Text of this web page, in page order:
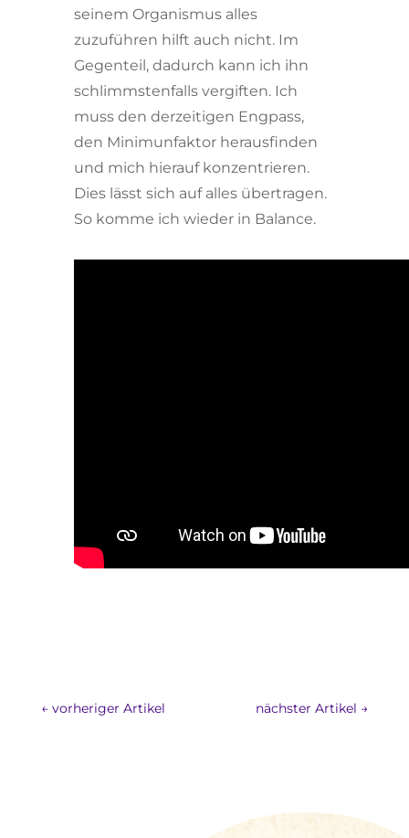
seinem Organismus alles
zuzuführen hilft auch nicht. Im
Gegenteil, dadurch kann ich ihn
schlimmstenfalls vergiften. Ich
muss den derzeitigen Engpass,
den Minimunfaktor herausfinden
und mich hierauf konzentrieren.
Dies lässt sich auf alles übertragen.
So komme ich wieder in Balance.
← vorheriger Artikel nächster Artikel →